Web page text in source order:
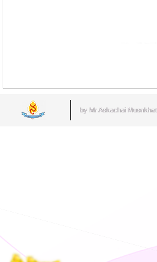
by Mr.Aekachai Muenkhat